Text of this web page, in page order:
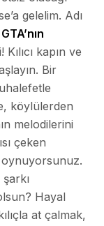
gelelim. Adı
GTA’nın
Kılıcı kapın ve
Bir
köylülerden
melodilerini
çeken
oynuyorsunuz.
Hayal
at çalmak,